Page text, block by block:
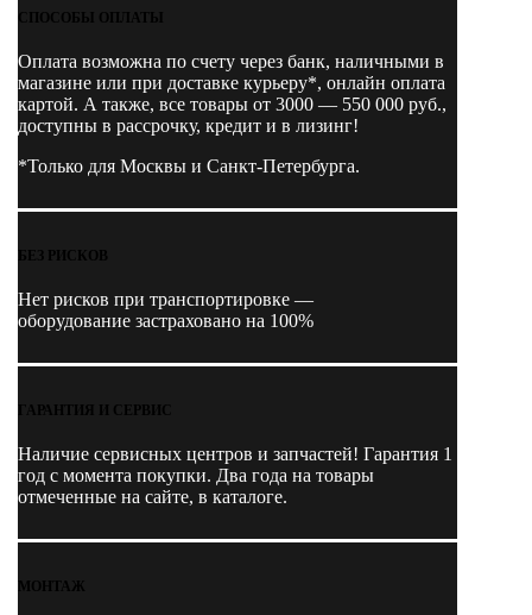
СПОСОБЫ ОПЛАТЫ
Оплата возможна по счету через банк, наличными в
магазине или при доставке курьеру*, онлайн оплата
картой. А также, все товары от 3000 — 550 000 руб.,
доступны в рассрочку, кредит и в лизинг!
*Только для Москвы и Санкт-Петербурга.
БЕЗ РИСКОВ
Нет рисков при транспортировке —
оборудование застраховано на 100%
ГАРАНТИЯ И СЕРВИС
Наличие сервисных центров и запчастей! Гарантия 1
год с момента покупки. Два года на товары
отмеченные на сайте, в каталоге.
МОНТАЖ